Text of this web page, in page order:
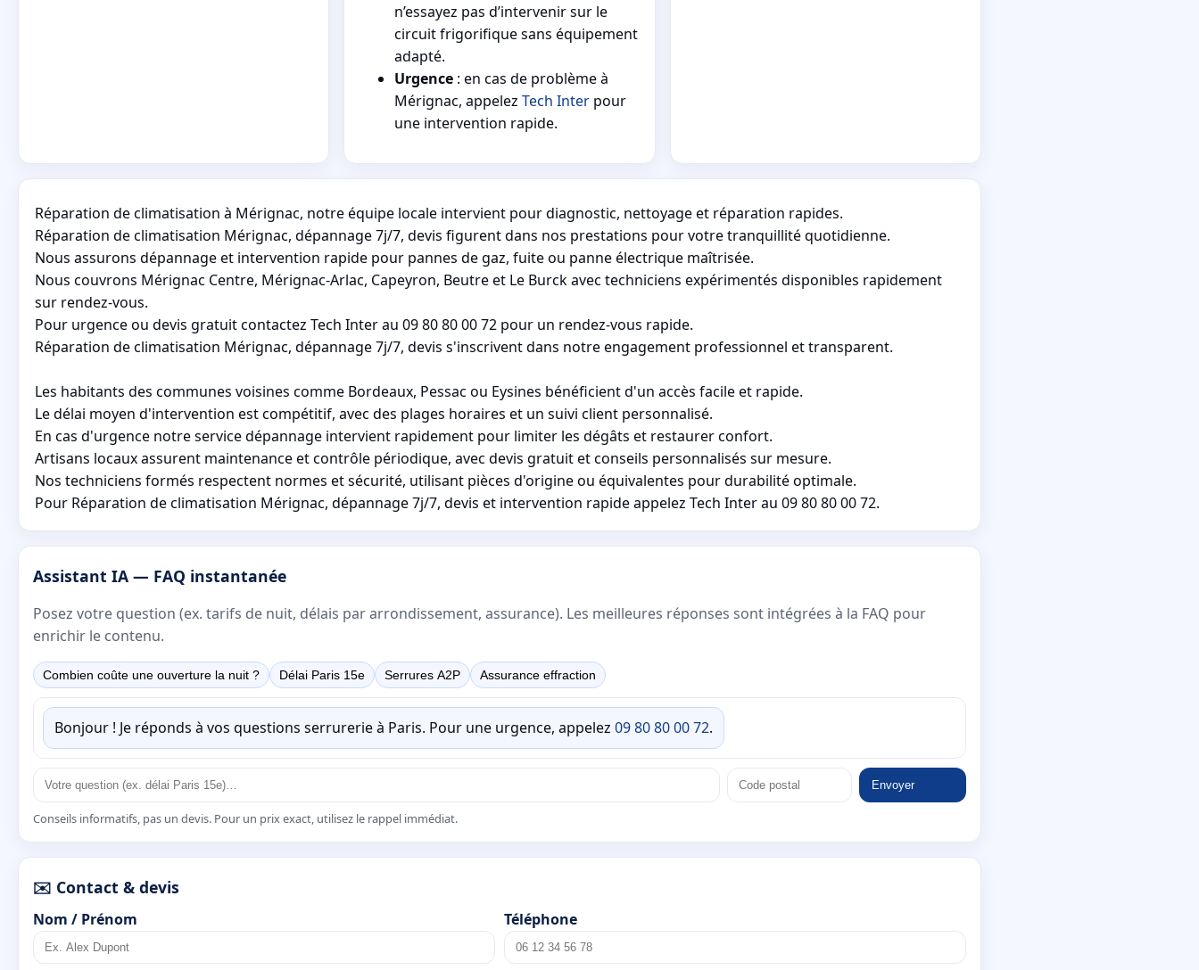
n’essayez pas d’intervenir sur le
circuit frigorifique sans équipement
adapté.
Urgence : en cas de problème à
Mérignac, appelezTech Inter pour
une intervention rapide.
Réparation de climatisation à Mérignac, notre équipe locale intervient pour diagnostic, nettoyage et réparation rapides.
Réparation de climatisation Mérignac, dépannage 7j/7, devis figurent dans nos prestations pour votre tranquillité quotidienne.
Nous assurons dépannage et intervention rapide pour pannes de gaz, fuite ou panne électrique maîtrisée.
Nous couvrons Mérignac Centre, Mérignac-Arlac, Capeyron, Beutre et Le Burck avec techniciens expérimentés disponibles rapidement
sur rendez-vous.
Pour urgence ou devis gratuit contactez Tech Inter au 09 80 80 00 72 pour un rendez-vous rapide.
Réparation de climatisation Mérignac, dépannage 7j/7, devis s'inscrivent dans notre engagement professionnel et transparent.
Les habitants des communes voisines comme Bordeaux, Pessac ou Eysines bénéficient d'un accès facile et rapide.
Le délai moyen d'intervention est compétitif, avec des plages horaires et un suivi client personnalisé.
En cas d'urgence notre service dépannage intervient rapidement pour limiter les dégâts et restaurer confort.
Artisans locaux assurent maintenance et contrôle périodique, avec devis gratuit et conseils personnalisés sur mesure.
Nos techniciens formés respectent normes et sécurité, utilisant pièces d'origine ou équivalentes pour durabilité optimale.
Pour Réparation de climatisation Mérignac, dépannage 7j/7, devis et intervention rapide appelez Tech Inter au 09 80 80 00 72.
Assistant IA — FAQ instantanée
Posez votre question (ex. tarifs de nuit, délais par arrondissement, assurance). Les meilleures réponses sont intégrées à la FAQ pour
enrichir le contenu.
Combien coûte une ouverture la nuit ? Délai Paris 15e Serrures A2P Assurance effraction
Bonjour ! Je réponds à vos questions serrurerie à Paris. Pour une urgence, appelez 09 80 80 00 72.
Envoyer
Conseils informatifs, pas un devis. Pour un prix exact, utilisez le rappel immédiat.
✉️ Contact & devis
Nom / Prénom Téléphone